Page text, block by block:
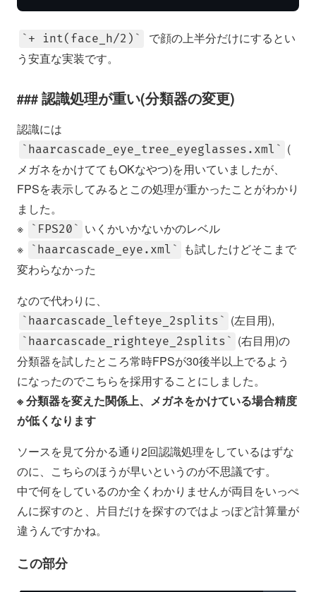
+ int(face_h/2)
で顔の上半分だけにするとい
う安直な実装です。
認識処理が重い(分類器の変更)
認識には
haarcascade_eye_tree_eyeglasses.xml
(
メガネをかけててもOKなやつ)を用いていましたが、
FPSを表示してみるとこの処理が重かったことがわかり
ました。
※
FPS20
いくかいかないかのレベル
※
haarcascade_eye.xml
も試したけどそこまで
変わらなかった
なので代わりに、
haarcascade_lefteye_2splits (左目用),
haarcascade_righteye_2splits
(右目用)の
分類器を試したところ常時FPSが30後半以上でるよう
になったのでこちらを採用することにしました。
※ 分類器を変えた関係上、メガネをかけている場合精度
が低くなります
ソースを見て分かる通り2回認識処理をしているはずな
のに、こちらのほうが早いというのが不思議です。
中で何をしているのか全くわかりませんが両目をいっぺ
んに探すのと、片目だけを探すのではよっぽど計算量が
違うんですかね。
この部分